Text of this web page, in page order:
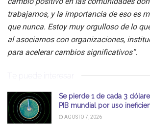
trabajamos, y la importancia de eso es
que nunca. Estoy muy orgulloso de lo
al asociarnos con organizaciones,
para acelerar cambios significativos”.
Te puede interesar
Se pierde 1 de cada 3
PIB mundial por uso
AGOSTO 7, 2026